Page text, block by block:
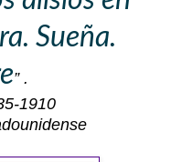
Sueña.
” .
1910